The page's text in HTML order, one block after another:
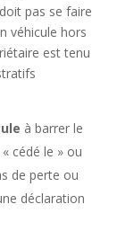
pas se faire
véhicule hors
est tenu
à barrer le
cédé le » ou
de perte ou
déclaration